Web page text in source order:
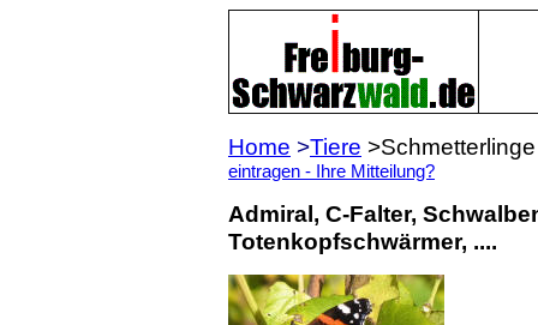
Home >Tiere
eintragen - Ihre Mitteilung?
Admiral, C-Falter,
Totenkopfschwärmer, ....